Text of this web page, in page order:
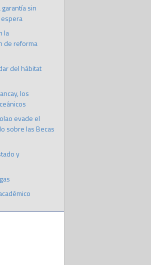
sin
la
de reforma
del hábitat
los
evade el
sobre las Becas
y